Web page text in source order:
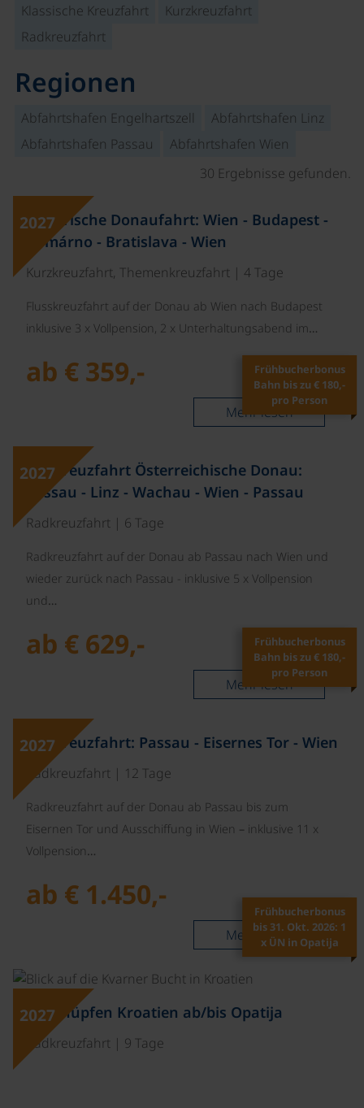
Klassische Kreuzfahrt
Kurzkreuzfahrt
Radkreuzfahrt
Regionen
Abfahrtshafen Engelhartszell
Abfahrtshafen Linz
Abfahrtshafen Passau
Abfahrtshafen Wien
30 Ergebnisse gefunden.
2027
Historische Donaufahrt: Wien - Budapest -
Komárno - Bratislava - Wien
Kurzkreuzfahrt, Themenkreuzfahrt | 4 Tage
Flusskreuzfahrt auf der Donau ab Wien nach Budapest
inklusive 3 x Vollpension, 2 x Unterhaltungsabend im…
ab € 359,-
Mehr lesen
2027
Frühbucherbonus
Bahn bis zu € 180,-
pro Person
Radkreuzfahrt Österreichische Donau:
Passau - Linz - Wachau - Wien - Passau
Radkreuzfahrt | 6 Tage
Radkreuzfahrt auf der Donau ab Passau nach Wien und
wieder zurück nach Passau - inklusive 5 x Vollpension
und…
ab € 629,-
Mehr lesen
2027
Frühbucherbonus
Bahn bis zu € 180,-
pro Person
Radkreuzfahrt: Passau - Eisernes Tor - Wien
Radkreuzfahrt | 12 Tage
Radkreuzfahrt auf der Donau ab Passau bis zum
Eisernen Tor und Ausschiffung in Wien – inklusive 11 x
Vollpension…
ab € 1.450,-
Mehr lesen
2027
Frühbucherbonus
bis 31. Okt. 2026: 1
x ÜN in Opatija
Inselhüpfen Kroatien ab/bis Opatija
Radkreuzfahrt | 9 Tage